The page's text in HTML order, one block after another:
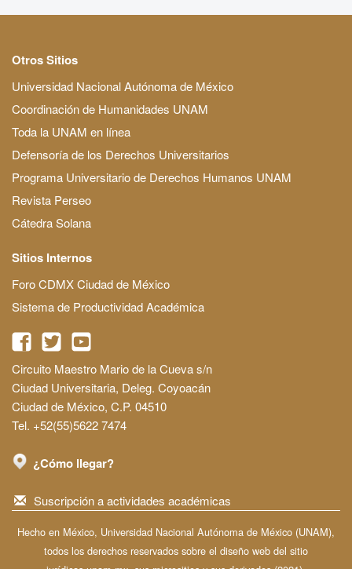
Otros Sitios
Universidad Nacional Autónoma de México
Coordinación de Humanidades UNAM
Toda la UNAM en línea
Defensoría de los Derechos Universitarios
Programa Universitario de Derechos Humanos UNAM
Revista Perseo
Cátedra Solana
Sitios Internos
Foro CDMX Ciudad de México
Sistema de Productividad Académica
Circuito Maestro Mario de la Cueva s/n
Ciudad Universitaria, Deleg. Coyoacán
Ciudad de México, C.P. 04510
Tel. +52(55)5622 7474
¿Cómo llegar?
Suscripción a actividades académicas
Hecho en México, Universidad Nacional Autónoma de México (UNAM),
todos los derechos reservados sobre el diseño web del sitio